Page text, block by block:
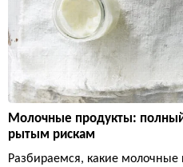
Молочные продукты:
рытым рискам
Разбираемся, какие молочные